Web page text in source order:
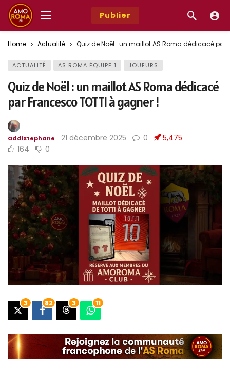
Publier
Home Actualité Quiz de Noël : un maillot AS Roma dédicacé par
ACTUALITÉ AS ROMA ÉQUIPE 1 JOUEURS
Quiz de Noël : un maillot AS Roma dédicacé
par Francesco TOTTI à gagner !
OddiStephane 21 décembre 2025 0
5,475
164
0
3 82 3 11